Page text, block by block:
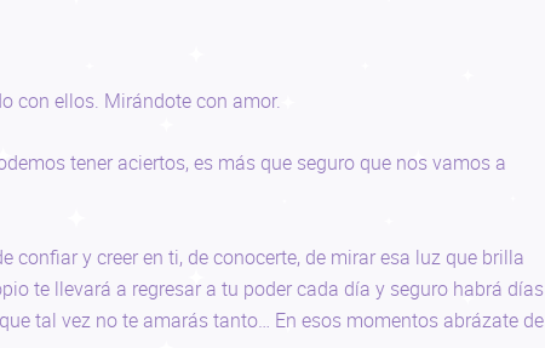
con ellos. Mirándote con amor.
tener aciertos, es más que seguro que nos vamos a
confiar y creer en ti, de conocerte, de mirar esa luz que brilla
te llevará a regresar a tu poder cada día y seguro habrá días
tal vez no te amarás tanto… En esos momentos abrázate de